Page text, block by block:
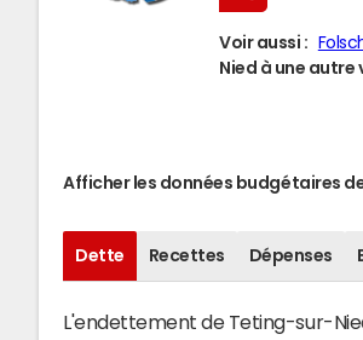
Voir aussi :
Nied à une autre
Afficher les données budgétaires
Dette Recettes Dépenses
L'endettement de Teting-sur-